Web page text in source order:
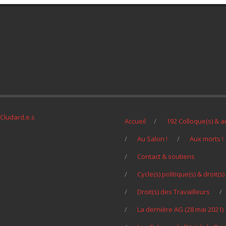
Accueil
192 Colloque(s) &
Au Salon !
Aux morts !
Contact & soutiens
Cycle(s) politique(s) &
Droit(s) des Travailleurs
La dernière AG (28 mai 2021)